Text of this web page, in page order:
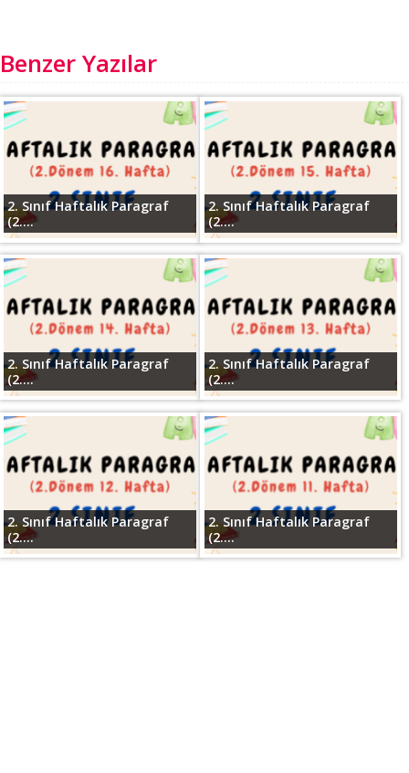
Benzer Yazılar
2. Sınıf Haftalık Paragraf
(2....
2. Sınıf Haftalık Paragraf
(2....
2. Sınıf Haftalık Paragraf
(2....
2. Sınıf Haftalık Paragraf
(2....
2. Sınıf Haftalık Paragraf
(2....
2. Sınıf Haftalık Paragraf
(2....